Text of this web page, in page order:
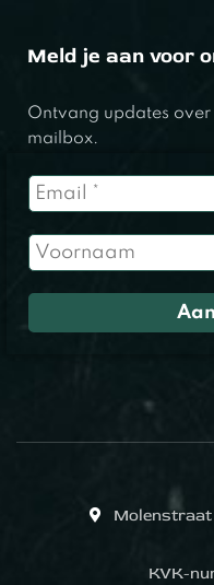
Meld je aan voor
Ontvang updates
mailbox.
Molenstraat
KVK-